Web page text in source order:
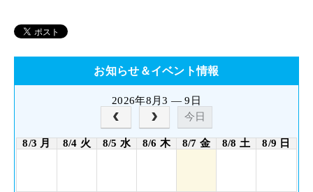
お知らせ＆イベント情報
2026年8月3 — 9日
今日
8/3 月 8/4 火 8/5 水 8/6 木 8/7 金 8/8 土 8/9 日